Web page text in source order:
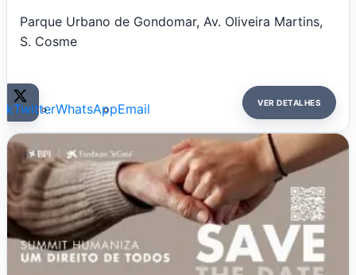
Parque Urbano de Gondomar, Av. Oliveira Martins,
S. Cosme
TwitterWhatsAppEmail VER DETALHES